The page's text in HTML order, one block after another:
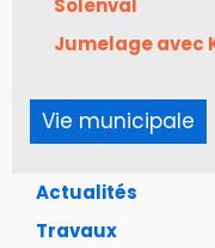
Solenval
Jumelage avec
Vie municipale
Actualités
Travaux